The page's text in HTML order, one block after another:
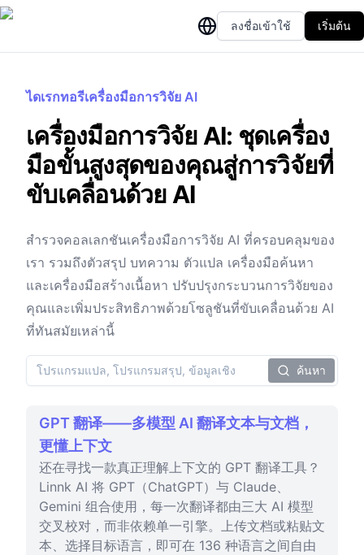
ลงชื่อเข้าใช้ เริ่มต้น
ไดเรกทอรีเครื่องมือการวิจัย AI
เครื่องมือการวิจัย AI: ชุดเครื่อง
มือขั้นสูงสุดของคุณสู่การวิจัยที่
ขับเคลื่อนด้วย AI
สำรวจคอลเลกชันเครื่องมือการวิจัย AI ที่ครอบคลุมของ
เรา รวมถึงตัวสรุป บทความ ตัวแปล เครื่องมือค้นหา
และเครื่องมือสร้างเนื้อหา ปรับปรุงกระบวนการวิจัยของ
คุณและเพิ่มประสิทธิภาพด้วยโซลูชันที่ขับเคลื่อนด้วย AI
ที่ทันสมัยเหล่านี้
ค้นหา
GPT 翻译——多模型 AI 翻译文本与文档，
更懂上下文
还在寻找一款真正理解上下文的 GPT 翻译工具？
Linnk AI 将 GPT（ChatGPT）与 Claude、
Gemini 组合使用，每一次翻译都由三大 AI 模型
交叉校对，而非依赖单一引擎。上传文档或粘贴文
本、选择目标语言，即可在 136 种语言之间自由